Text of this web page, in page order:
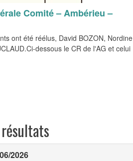
Comité – Ambérieu –
ont été réélus, David BOZON, Nordine
dessous le CR de l'AG et celui
2026